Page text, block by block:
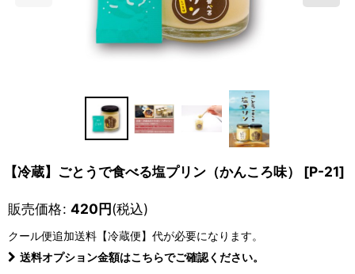
【冷蔵】ごとうで食べる塩プリン（かんころ味） [P-21]
販売価格: 420円(税込)
クール便追加送料【冷蔵便】 代が必要になります。
送料オプション金額はこちらでご確認ください。